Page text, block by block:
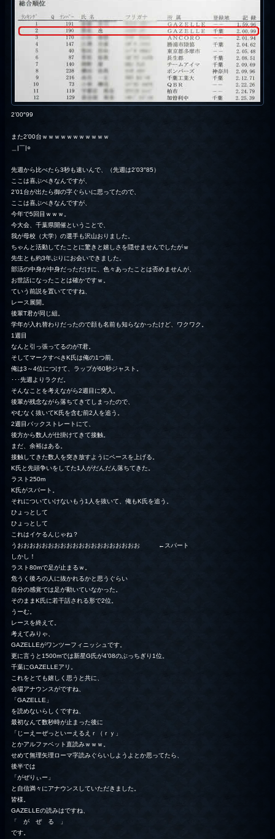
2’00″99
また2’00台ｗｗｗｗｗｗｗｗｗｗｗ
＿|￣|○
先週から比べたら3秒も速いんで、（先週は2’03″85）
ここは喜ぶべきなんですが、
2’01台が出たら御の字ぐらいに思ってたので、
ここは喜ぶべきなんですが、
今年で5回目ｗｗｗ。
今大会、千葉県開催ということで、
我が母校（大学）の選手も沢山おりました。
ちゃんと活動してたことに驚きと嬉しさを隠せませんでしたがｗ
先生とも約3年ぶりにお会いできました。
部活の中身が中身だっただけに、色々あったことは否めませんが、
お世話になったことは確かですｗ。
ていう前説を置いてですね、
レース展開。
後輩T君が同じ組。
学年が入れ替わりだったので顔も名前も知らなかったけど、ワクワク。
1週目
なんと引っ張ってるのがT君。
そしてマークすべきK氏は俺の1つ前。
俺は3～4位につけて、ラップが60秒ジャスト。
･･･先週よりラクだ。
そんなことを考えながら2週目に突入。
後輩が残念ながら落ちてきてしまったので、
やむなく抜いてK氏を含む前2人を追う。
2週目バックストレートにて、
後方から数人が仕掛けてきて接触。
まだ、余裕はある。
接触してきた数人を突き放すようにペースを上げる。
K氏と先頭争いをしてた1人がだんだん落ちてきた。
ラスト250m
K氏がスパート。
それについていけないもう1人を抜いて、俺もK氏を追う。
ひょっとして
ひょっとして
これはイケるんじゃね？
うおおおおおおおおおおおおおおおおおおおお ←スパート
しかし！
ラスト80mで足が止まるｗ。
危うく後ろの人に抜かれるかと思うぐらい
自分の感覚では足が動いていなかった。
そのままK氏に若干話される形で2位。
うーむ。
レースを終えて。
考えてみりゃ、
GAZELLEがワンツーフィニッシュです。
更に言うと1500mでは新星G氏が4’08のぶっちぎり1位。
千葉にGAZELLEアリ。
これをとても嬉しく思うと共に、
会場アナウンスがですね、
「GAZELLE」
を読めないらしくですね、
最初なんて数秒時が止まった後に
「じーえーぜっといーえるえｒ（ｒｙ」
とかアルファベット直読みｗｗｗ。
せめて無理矢理ローマ字読みぐらいしようよとか思ってたら、
後半では
「がぜりぃー」
と自信満々にアナウンスしていただきました。
皆様。
GAZELLEの読みはですね、
「 が ぜ る 」
です。